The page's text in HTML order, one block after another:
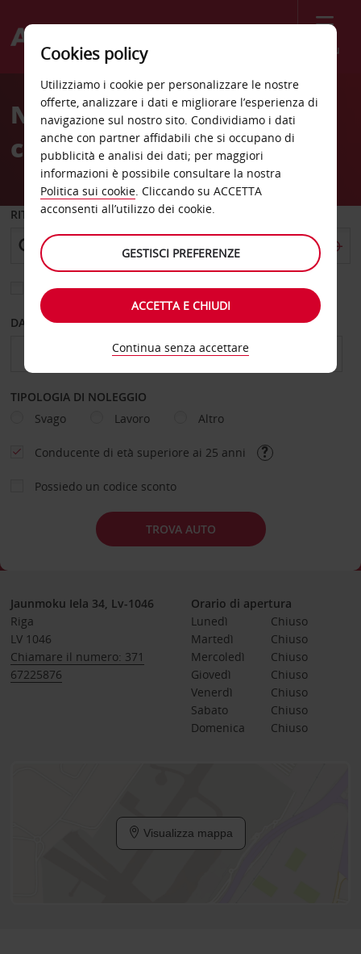
Menù
Welcome
AvisNoleggio auto Riga centro
città
RITIRO DA
Scegli una località di riconsegna diversa
DAL GIORNO AL GIORNO
TIPOLOGIA DI NOLEGGIO
Svago
Lavoro Altro
Conducente di età superiore ai 25 anni
Possiedo un codice sconto
TROVA AUTO
Jaunmoku Iela 34, Lv-1046
Riga
LV 1046
Chiamare il numero: 371
67225876
Orario di apertura
Lunedì
Chiuso
Martedì
Chiuso
Mercoledì
Chiuso
Giovedì
Chiuso
Venerdì
Chiuso
Sabato
Chiuso
Domenica
Chiuso
Visualizza mappa
Cookies policy
Utilizziamo i cookie per personalizzare le nostre
offerte, analizzare i dati e migliorare l’esperienza di
navigazione sul nostro sito. Condividiamo i dati
anche con partner affidabili che si occupano di
pubblicità e analisi dei dati; per maggiori
informazioni è possibile consultare la nostra
Politica sui cookie. Cliccando su ACCETTA
acconsenti all’utilizzo dei cookie.
GESTISCI PREFERENZE
ACCETTA E CHIUDI
Continua senza accettare